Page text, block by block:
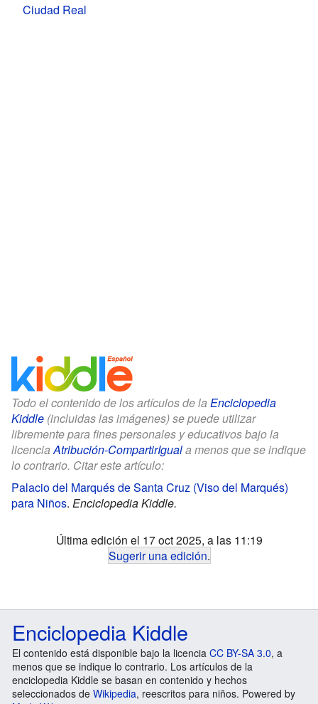
Ciudad Real
Todo el contenido de los artículos de la Enciclopedia
Kiddle (incluidas las imágenes) se puede utilizar
libremente para fines personales y educativos bajo la
licenciaAtribución-CompartirIguala menos que se indique
lo contrario. Citar este artículo:
Palacio del Marqués de Santa Cruz (Viso del Marqués)
para Niños. Enciclopedia Kiddle.
Última edición el 17 oct 2025, a las 11:19
Sugerir una edición.
Enciclopedia Kiddle
El contenido está disponible bajo la licencia CC BY-SA 3.0, a
menos que se indique lo contrario. Los artículos de la
enciclopedia Kiddle se basan en contenido y hechos
seleccionados de Wikipedia, reescritos para niños. Powered by